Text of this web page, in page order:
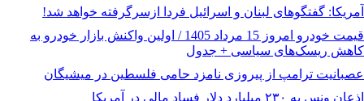
آمریکا: گفتگوهای لبنان و اسرائیل فردا ازسرگرفته خواهد شد!
قیمت خودرو امروز 15 مرداد 1405 / اولین واکنش بازار خودرو به
کاهش ریسک‌های سیاسی + جدول
عصبانیت ترامپ از پیروزی نامزد حامی فلسطین در میشیگان
اذعان ونس به ۲۳۰ میلیارد دلار فساد مالی در آمریکا